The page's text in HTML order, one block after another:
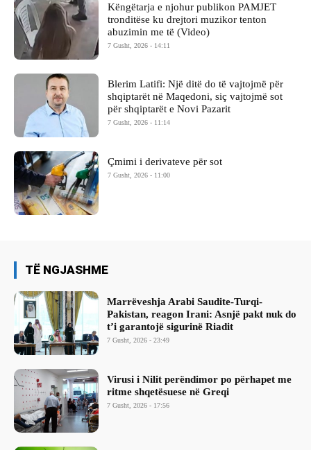
Këngëtarja e njohur publikon PAMJET
tronditëse ku drejtori muzikor tenton
abuzimin me të (Video)
7 Gusht, 2026 - 14:11
Blerim Latifi: Një ditë do të vajtojmë për
shqiptarët në Maqedoni, siç vajtojmë sot
për shqiptarët e Novi Pazarit
7 Gusht, 2026 - 11:14
Çmimi i derivateve për sot
7 Gusht, 2026 - 11:00
TË NGJASHME
Marrëveshja Arabi Saudite-Turqi-
Pakistan, reagon Irani: Asnjë pakt nuk do
t’i garantojë sigurinë Riadit
7 Gusht, 2026 - 23:49
Virusi i Nilit perëndimor po përhapet me
ritme shqetësuese në Greqi
7 Gusht, 2026 - 17:56